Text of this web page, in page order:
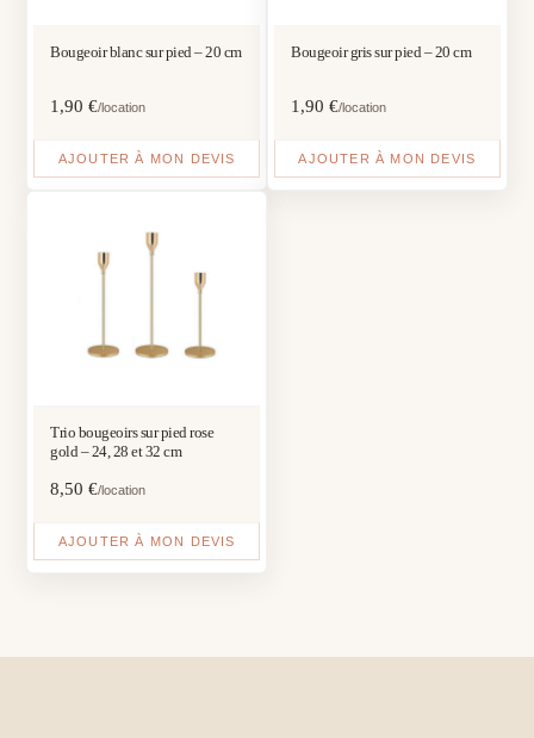
Bougeoir blanc sur pied – 20 cm
1,90€/location
AJOUTER À MON DEVIS
Bougeoir gris sur pied – 20 cm
1,90 €/location
AJOUTER À MON DEVIS
Trio bougeoirs sur pied rose
gold – 24, 28 et 32 cm
8,50€/location
AJOUTER À MON DEVIS